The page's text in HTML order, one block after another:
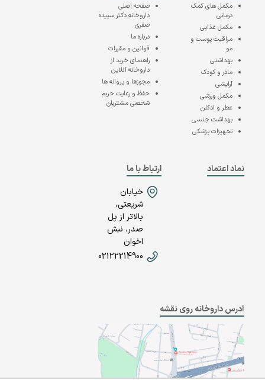
مکمل های کمک
درمانی
مکمل غذایی
مراقبت پوست و
مو
بهداشتی
مادر و کودک
آرایشی
مکمل ورزشی
عطر و ادکلن
بهداشت جنسی
تجهیزات پزشکی
صفحه اصلی
داروخانه دکتر سپیده
صفری
درباره ما
قوانین و مقررات
راهنمای خرید از
داروخانه آنلاین
مجوزها و پروانه ها
حفظ و رعایت حریم
شخصی مشتریان
نماد اعتماد
ارتباط با ما
خیابان
شریعتی،
بالاتر از پل
صدر، نبش
اخوان
02122214900
آدرس داروخانه روی نقشه